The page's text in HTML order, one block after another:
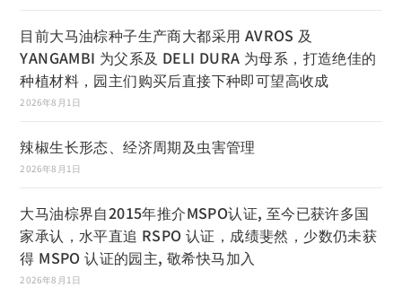
目前大马油棕种子生产商大都采用 AVROS 及
YANGAMBI 为父系及 DELI DURA 为母系，打造绝佳的
种植材料，园主们购买后直接下种即可望高收成
2026年8月1日
辣椒生长形态、经济周期及虫害管理
2026年8月1日
大马油棕界自2015年推介MSPO认证, 至今已获许多国
家承认，水平直追 RSPO 认证，成绩斐然，少数仍未获
得 MSPO 认证的园主, 敬希快马加入
2026年8月1日